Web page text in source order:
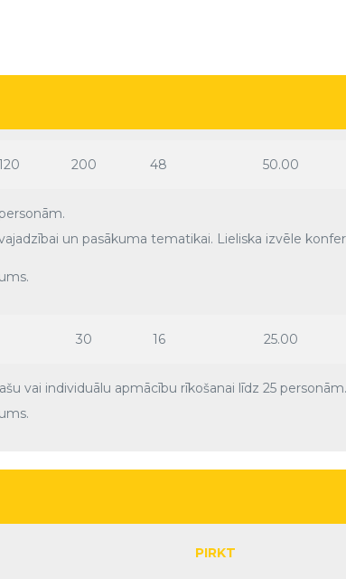
200 48 50.00
un pasākuma tematikai. Lieliska izvēle
30 16 25.00
vai individuālu apmācību rīkošanai līdz 25 personām.
PIRKT